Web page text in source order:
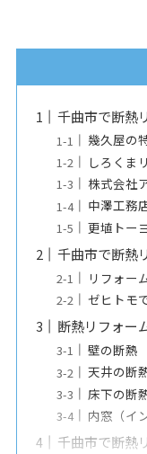
千曲市で断熱
幾久屋の
しろくま
株式会社
中澤工務
更埴トー
千曲市で断熱
リフォー
ゼヒトモ
断熱リフォー
壁の断熱
天井の断
床下の断
内窓（イ
千曲市で断熱